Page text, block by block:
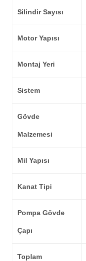
Silindir Sayısı
Motor Yapısı
Montaj Yeri
Sistem
Gövde
Malzemesi
Mil Yapısı
Kanat Tipi
Pompa Gövde
Çapı
Toplam